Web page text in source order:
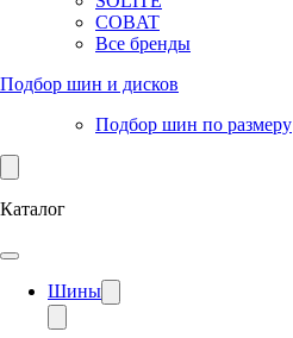
COBAT
Все бренды
Подбор шин и дисков
Подбор шин по размеру
Каталог
Шины